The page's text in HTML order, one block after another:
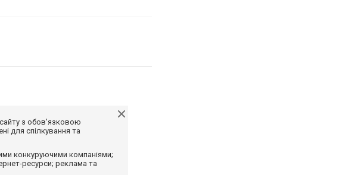
з обов'язковою
для спілкування та
конкуруючими компаніями;
ресурси; реклама та